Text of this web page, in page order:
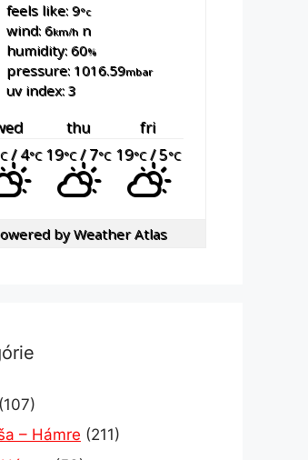
feels like: 9°c
wind: 6km/hn
humidity: 60%
pressure: 1016.59mbar
uv index: 3
thu
fri
/ 4°C 19°C/ 7°C 19°C/ 5°C
byWeather Atlas
(107)
– Hámre (211)